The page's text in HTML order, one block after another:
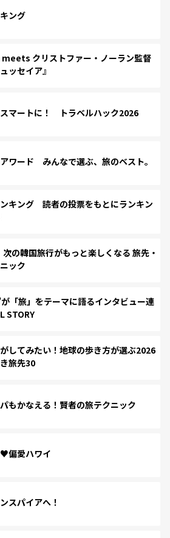
ング
meets クリストファー・ノーラン監督
ッセイア』
マートに！ トラベルハック2026
ワード みんなで選ぶ、旅のベスト。
キング 読者の投票をもとにランキン
の韓国旅行がもっと楽しくなる 旅先・
ック
「旅」をテーマに語るインタビュー連
STORY
してみたい！地球の歩き方が選ぶ2026
旅先30
もかなえる！賢者の旅テクニック
偏愛ハワイ
スパイアへ！